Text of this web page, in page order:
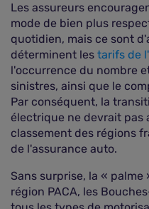
Les assureurs
mode de bien plus
quotidien, mais ce sont
déterminent les tarifs de
l'occurrence du nombre
sinistres, ainsi que le
Par conséquent, la
électrique ne devrait pas
classement des régions
de l'assurance auto.
Sans surprise, la «
région PACA, les